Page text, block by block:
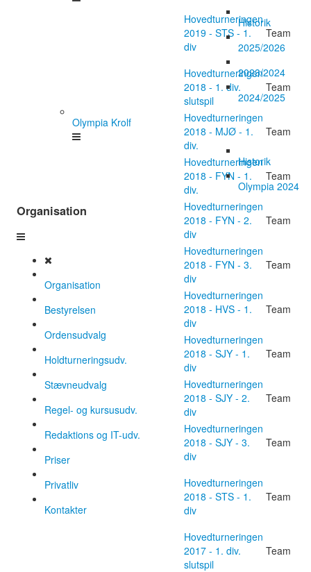
Hovedturneringen
2019 - STS - 1.
div
Team
Hovedturneringen
2018 - 1. div.
slutspil
Team
Hovedturneringen
2018 - MJØ - 1.
div.
Team
Hovedturneringen
2018 - FYN - 1.
div.
Team
Hovedturneringen
2018 - FYN - 2.
div
Team
Hovedturneringen
2018 - FYN - 3.
div
Team
Hovedturneringen
2018 - HVS - 1.
div
Team
Hovedturneringen
2018 - SJY - 1.
div
Team
Hovedturneringen
2018 - SJY - 2.
div
Team
Hovedturneringen
2018 - SJY - 3.
div
Team
Hovedturneringen
2018 - STS - 1.
div
Team
Hovedturneringen
2017 - 1. div.
slutspil
Team
Historik
2025/2026
2023/2024
2024/2025
Olympia Krolf
Historik
Olympia 2024
Organisation
Organisation
Bestyrelsen
Ordensudvalg
Holdturneringsudv.
Stævneudvalg
Regel- og kursusudv.
Redaktions og IT-udv.
Priser
Privatliv
Kontakter